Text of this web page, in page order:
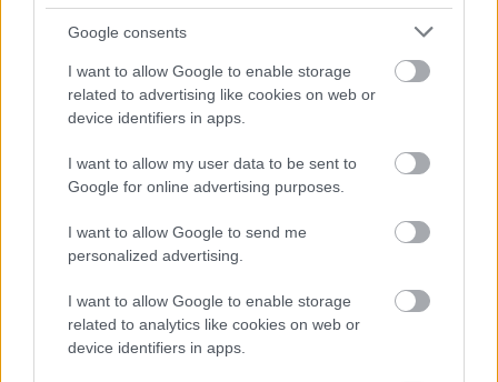
Google consents
I want to allow Google to enable storage
related to advertising like cookies on web or
device identifiers in apps.
I want to allow my user data to be sent to
Google for online advertising purposes.
I want to allow Google to send me
personalized advertising.
I want to allow Google to enable storage
related to analytics like cookies on web or
device identifiers in apps.
Peremvidék: mennyire jó a
buszközlekedés a külterületek,
külső városrészek felé